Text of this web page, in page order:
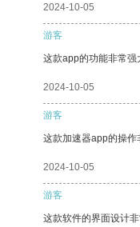
2024-10-05
游客
这款app的功能非常强
2024-10-05
游客
这款加速器app的操作
2024-10-05
游客
这款软件的界面设计非